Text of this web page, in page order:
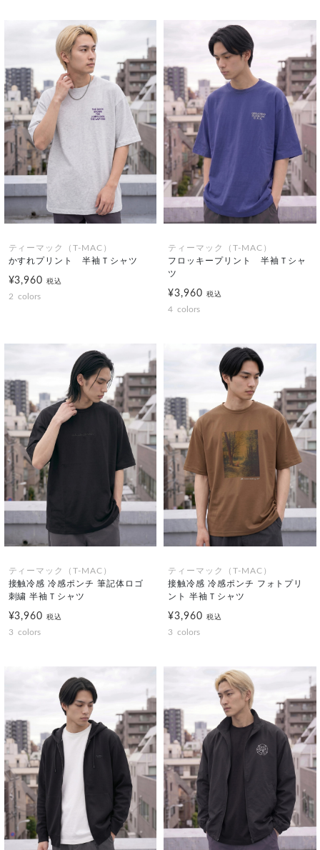
ティーマック（T-MAC）
かすれプリント 半袖Ｔシャツ
¥3,960税込
2 colors
ティーマック（T-MAC）
フロッキープリント 半袖Ｔシャ
ツ
¥3,960 税込
4 colors
ティーマック（T-MAC）
接触冷感 冷感ポンチ 筆記体ロゴ
刺繍 半袖Ｔシャツ
¥3,960税込
3 colors
ティーマック（T-MAC）
接触冷感 冷感ポンチ フォトプリ
ント 半袖Ｔシャツ
¥3,960 税込
3 colors